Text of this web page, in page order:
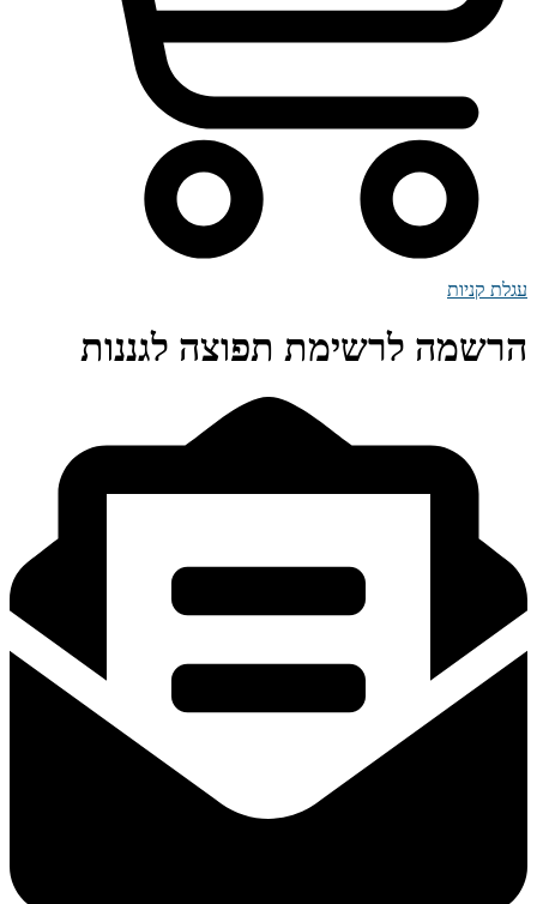
עגלת קניות
הרשמה לרשימת תפוצה לגננות